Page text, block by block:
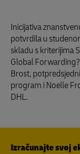
Inicijativa
potvrdila u
skladu s kriterijima
Global
Brost,
program i Noelle
DHL.
Izračunajte svoj